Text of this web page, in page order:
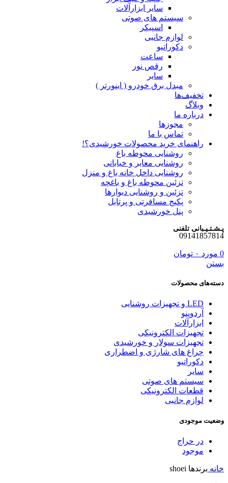
سایر ابزارآلات
سیستم های صوتی
اسپیکر
لوازم جانبی
دکوراتیو
ساعت
رقص نور
سایر
مبدل برق خودرو ( اینورتر )
تخفیف‌ها
وبلاگ
درباره ما
مجوزها
تماس با ما
راهنمای خرید محصولات خورشیدی؟!
روشنایی محوطه باغ
روشنایی معابر و خیابانی
روشنایی داخل خانه باغ و منزل
تزئین محوطه باغ و باغچه
تزئین و روشنایی دیوارها
پکیج مسافرتی و پرتابل
پنل خورشیدی
پـشـتـیـبانی تلفنی
09141857814
0 مورد ۰ تومان
بستن
دسته‌های محصولات
LED و تجهیزات روشنایی
آردوینو
ابزارآلات
تجهیزات الکترونیکی
تجهیزات سولار و خورشیدی
چراغ های شارژی و اضطراری
دکوراتیو
سایر
سیستم های صوتی
قطعات الکترونیکی
لوازم جانبی
وضعیت موجودی
در حراج
موجود
خانه برندها shoei